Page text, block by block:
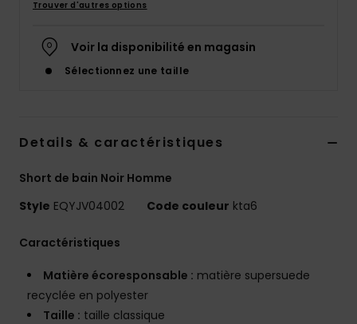
Trouver d'autres options
Voir la disponibilité en magasin
Sélectionnez une taille
Details & caractéristiques
Short de bain Noir Homme
Style EQYJV04002 Code couleur kta6
Caractéristiques
Matière écoresponsable : matière supersuede
recyclée en polyester
Taille : taille classique